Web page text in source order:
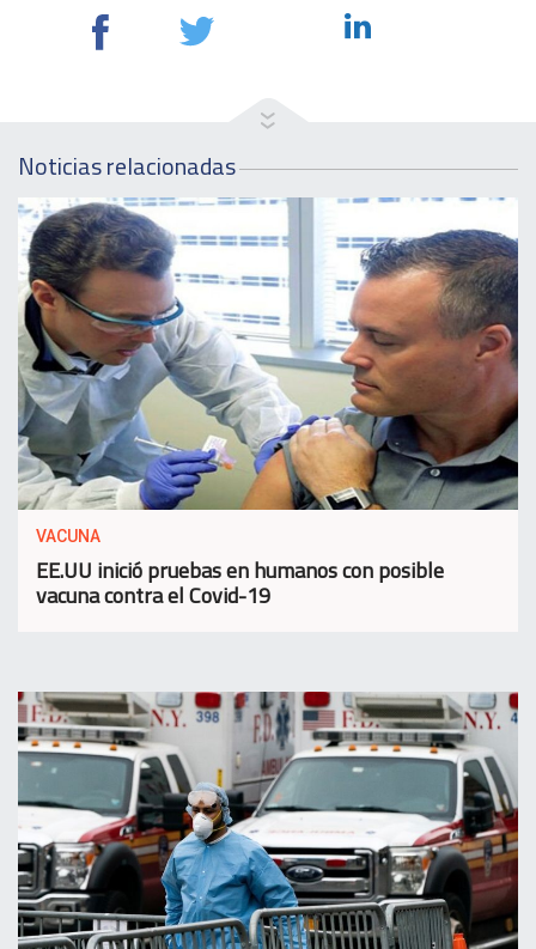
Noticias relacionadas
VACUNA
EE.UU inició pruebas en humanos con posible
vacuna contra el Covid-19